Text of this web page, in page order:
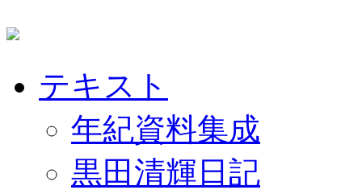
テキスト
年紀資料集成
黒田清輝日記